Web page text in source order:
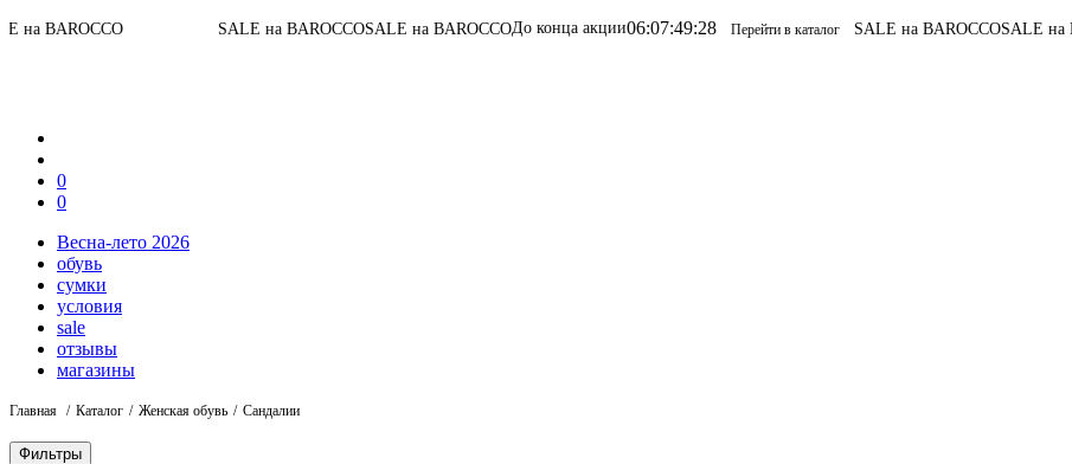
SALE на BAROCCOSALE на BAROCCOДо конца акции06:07:49:28 Перейти в каталог SALE на BAROCCOSALE на BAROCCO
0
0
Весна-лето 2026
обувь
сумки
условия
sale
отзывы
магазины
Главная Каталог Женская обувь Сандалии
Фильтры